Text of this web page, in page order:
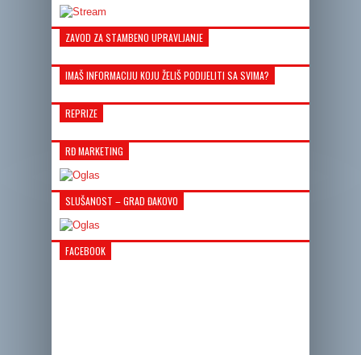
ZAVOD ZA STAMBENO UPRAVLJANJE
IMAŠ INFORMACIJU KOJU ŽELIŠ PODIJELITI SA SVIMA?
REPRIZE
RĐ MARKETING
SLUŠANOST – GRAD ĐAKOVO
FACEBOOK